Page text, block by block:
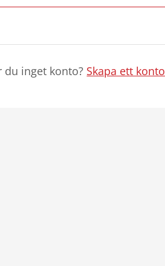
du inget konto? Skapa ett konto